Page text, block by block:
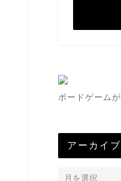
ボードゲーム
アーカイブ